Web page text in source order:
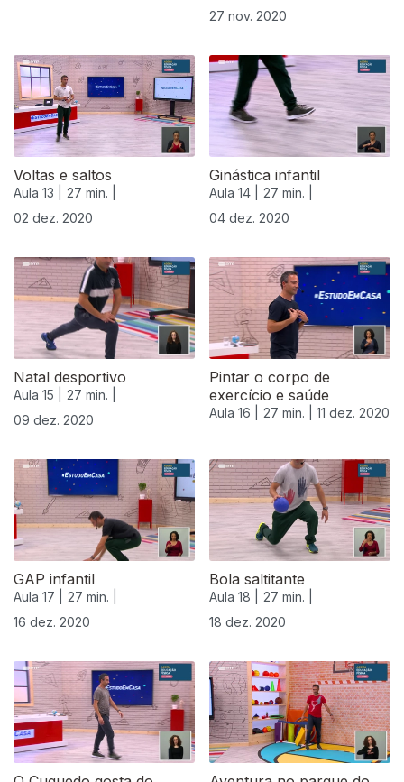
27 nov. 2020
Voltas e saltos
Aula 13 |
27 min. |
02 dez. 2020
Ginástica infantil
Aula 14 |
27 min. |
04 dez. 2020
Natal desportivo
Aula 15 |
27 min. |
09 dez. 2020
Pintar o corpo de
exercício e saúde
Aula 16 | 27 min. | 11 dez. 2020
GAP infantil
Aula 17 |
27 min. |
16 dez. 2020
Bola saltitante
Aula 18 |
27 min. |
18 dez. 2020